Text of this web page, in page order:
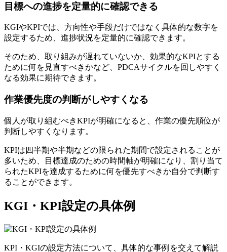
目標への進捗を定量的に確認できる
KGIやKPIでは、方向性や手段だけではなく具体的な数字を
設定するため、進捗状況を定量的に確認できます。
そのため、取り組みが遅れていないか、効果的なKPIとする
ために何を見直すべきかなど、PDCAサイクルを回しやすく
なる効果に期待できます。
作業優先度の判断がしやすくなる
個人が取り組むべきKPIが明確になると、作業の優先順位が
判断しやすくなります。
KPIは四半期や半期などの限られた期間で設定されることが
多いため、目標達成のための時間軸が明確になり、割り当て
られたKPIを達成するために何を優先すべきか自分で判断す
ることができます。
KGI・KPI設定の具体例
KPI・KGIの設定方法について、具体的な事例を交えて解説